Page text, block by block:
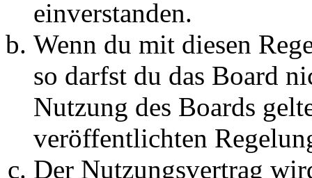
einverstanden.
Wenn du mit diesen
so darfst du das Board
Nutzung des Boards
veröffentlichten
Der Nutzungsvertrag